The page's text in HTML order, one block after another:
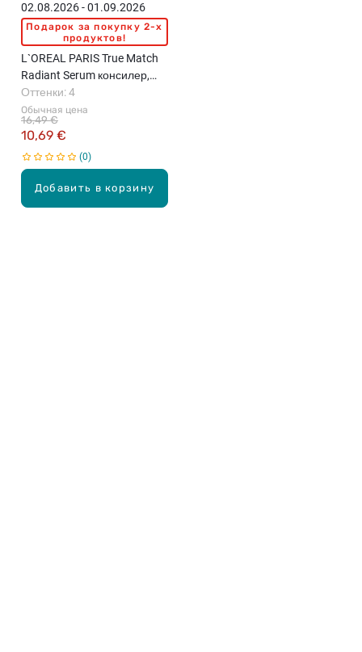
Добавить в корзину
02.08.2026 - 01.09.2026
Подарок за покупку 2-x
продуктов!
L`OREAL PARIS True Match
Radiant Serum консилер,
11мл
Обычная цена
10,69 €
16,49 €
Оттенки: 4
0